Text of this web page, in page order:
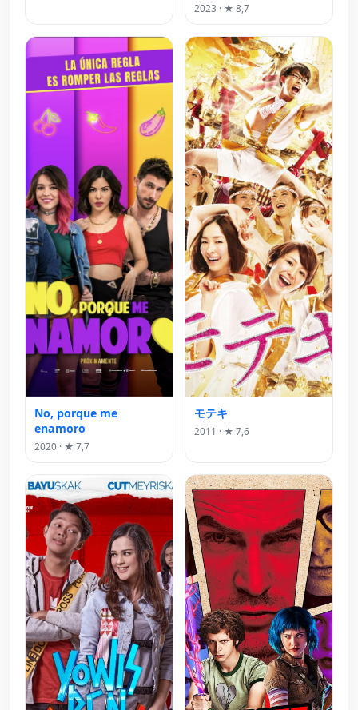
2023 · ★ 8,7
No, porque me
enamoro
2020 · ★ 7,7
モテキ
2011 · ★ 7,6